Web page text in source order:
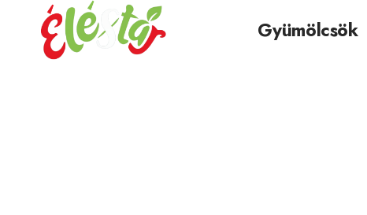
Gyümölcsök